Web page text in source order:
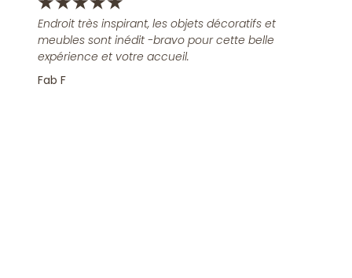
Endroit très inspirant, les objets décoratifs et
meubles sont inédit -bravo pour cette belle
expérience et votre accueil.
Fab F